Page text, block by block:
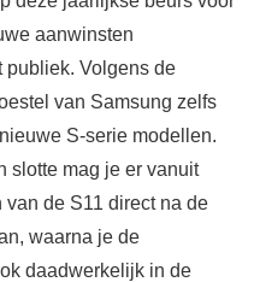
aanwinsten
publiek. Volgens de
van Samsung zelfs
S-serie modellen.
slotte mag je er vanuit
de S11 direct na de
waarna je de
daadwerkelijk in de